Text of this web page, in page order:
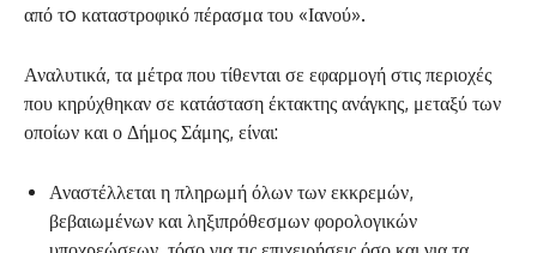
από τo καταστροφικό πέρασμα του «Ιανού».
Αναλυτικά, τα μέτρα που τίθενται σε εφαρμογή στις περιοχές
που κηρύχθηκαν σε κατάσταση έκτακτης ανάγκης, μεταξύ των
οποίων και ο Δήμος Σάμης, είναι:
Αναστέλλεται η πληρωμή όλων των εκκρεμών,
βεβαιωμένων και ληξιπρόθεσμων φορολογικών